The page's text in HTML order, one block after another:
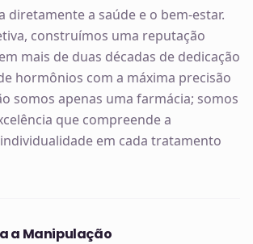
diretamente a saúde e o bem-estar.
construímos uma reputação
mais de duas décadas de dedicação
hormônios com a máxima precisão
somos apenas uma farmácia; somos
que compreende a
em cada tratamento
a Manipulação